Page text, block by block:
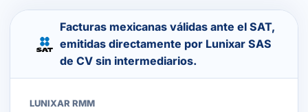
Facturas mexicanas válidas ante el SAT,
emitidas directamente por Lunixar SAS
de CV sin intermediarios.
LUNIXAR RMM